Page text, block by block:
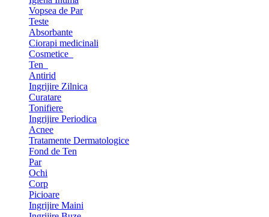
Vopsea de Par
Teste
Absorbante
Ciorapi medicinali
Cosmetice
Ten
Antirid
Ingrijire Zilnica
Curatare
Tonifiere
Ingrijire Periodica
Acnee
Tratamente Dermatologice
Fond de Ten
Par
Ochi
Corp
Picioare
Ingrijire Maini